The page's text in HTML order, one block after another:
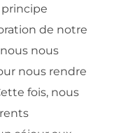
principe
de notre
nous
nous rendre
fois, nous